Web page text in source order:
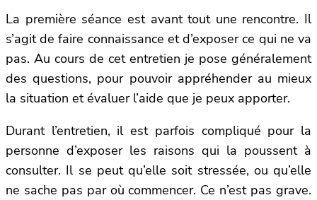
La première séance est avant tout une rencontre. Il
s’agit de faire connaissance et d’exposer ce qui ne va
pas. Au cours de cet entretien je pose généralement
des questions, pour pouvoir appréhender au mieux
la situation et évaluer l’aide que je peux apporter.
Durant l’entretien, il est parfois compliqué pour la
personne d’exposer les raisons qui la poussent à
consulter. Il se peut qu’elle soit stressée, ou qu’elle
ne sache pas par où commencer. Ce n’est pas grave.